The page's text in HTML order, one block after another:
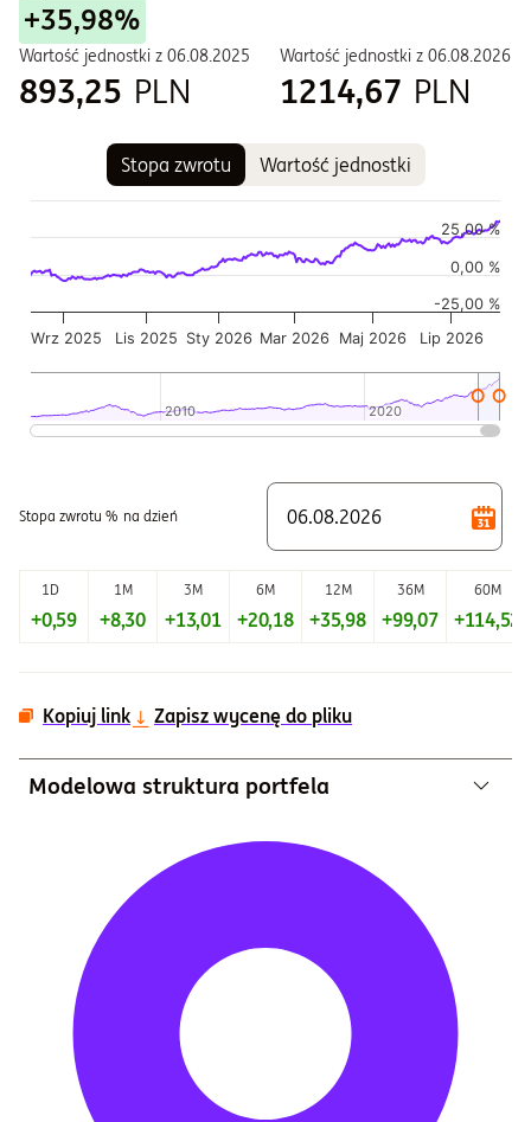
+35,98%
Wartość jednostki z 06.08.2025
893,25 PLN
Wartość jednostki z 06.08.2026
1214,67 PLN
Stopa zwrotu Wartość jednostki
Wykres pokazuje historię wartości jednostki funduszu
Wykres ma 2 osi X wyświetlające Czas, i Czas.
Wykres ma 2 osi Y wyświetlające Wartość jednostki w
Wrz 2025 Lis 2025 Sty 2026 Mar 2026 Maj 2026 Lip 2026
2010
2010 2020
2020
0,00 %
-25,00 %
25,00 %
Stopa zwrotu % na dzień
1D 1M 3M 6M 12M 36M 60M
+0,59 +8,30 +13,01 +20,18 +35,98 +99,07 +114,52
Kopiuj link Zapisz wycenę do pliku
Modelowa struktura portfela